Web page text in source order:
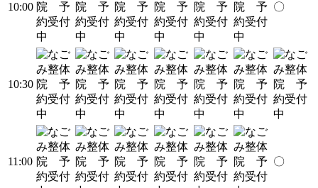
10:00 〇
10:30
11:00 〇